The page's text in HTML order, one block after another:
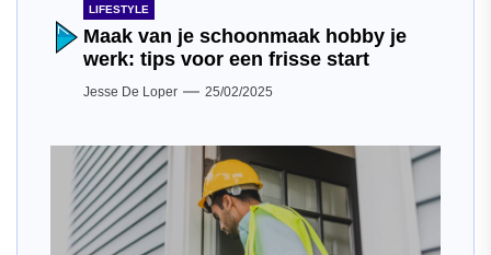
LIFESTYLE
Maak van je schoonmaak hobby je
werk: tips voor een frisse start
Jesse De Loper 25/02/2025